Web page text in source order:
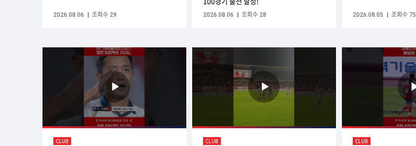
2026.08.06 조회수 29 2026.08.06 조회수 28 2026.08.05 조회수 75
CLUB CLUB CLUB